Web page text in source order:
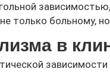
только больному,
в